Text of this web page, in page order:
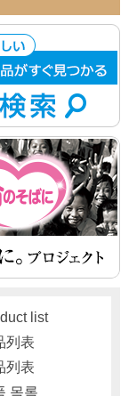
list
列表
列表
목록